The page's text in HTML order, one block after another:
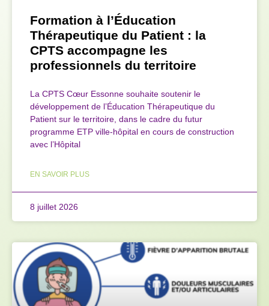
Formation à l’Éducation
Thérapeutique du Patient : la
CPTS accompagne les
professionnels du territoire
La CPTS Cœur Essonne souhaite soutenir le
développement de l’Éducation Thérapeutique du
Patient sur le territoire, dans le cadre du futur
programme ETP ville-hôpital en cours de construction
avec l’Hôpital
EN SAVOIR PLUS
8 juillet 2026